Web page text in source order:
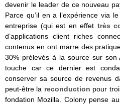
devenir le leader de ce nouveau
Parce qu’il en a l’expérience via
entreprise (qui est en effet très
d’applications client riches
contenus en ont marre des
30% prélevés à la source sur
touche car ce dernier est
conserver sa source de revenus
peut-être la reconduction pour
fondation Mozilla. Colony pense